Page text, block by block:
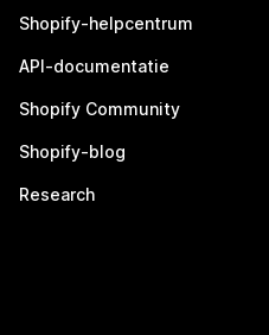
Shopify-helpcentrum
API-documentatie
Shopify Community
Shopify-blog
Research